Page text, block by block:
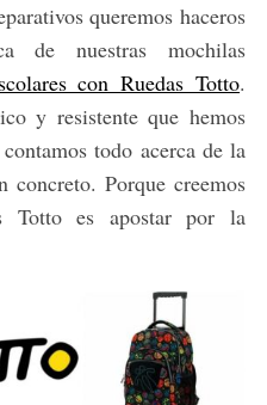
queremos haceros
de nuestras mochilas
con Ruedas Totto.
y resistente que hemos
todo acerca de la
concreto. Porque creemos
Totto es apostar por la